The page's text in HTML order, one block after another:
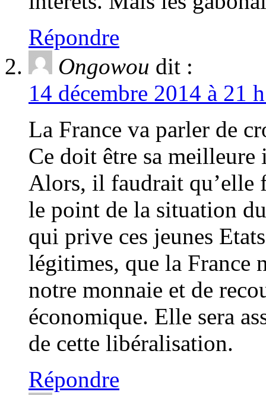
Répondre
Ongowou dit :
14 décembre 2014 à 21
La France va parler de
Ce doit être sa
Alors, il faudrait qu’elle
le point de la situation
qui prive ces jeunes
légitimes, que la France
notre monnaie et de
économique. Elle sera
de cette libéralisation.
Répondre